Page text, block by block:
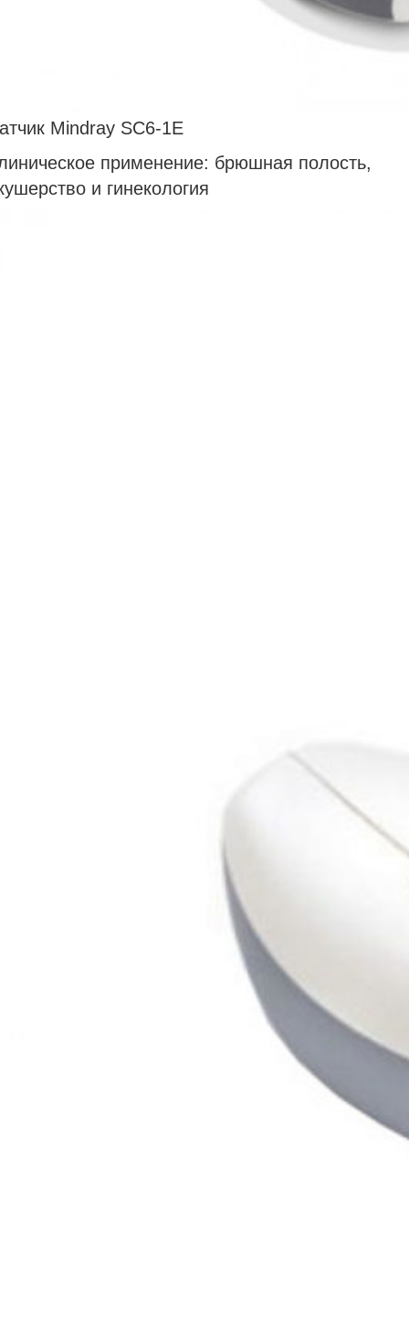
Mindray SС6-1E
применение: брюшная полость,
и гинекология